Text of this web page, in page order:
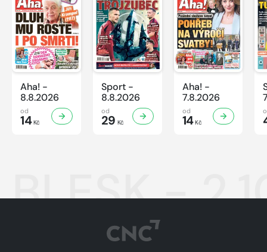
Aha! -
8.8.2026
od
14Kč
Sport -
8.8.2026
od
29 Kč
Aha! -
7.8.2026
od
14Kč
BLESK -